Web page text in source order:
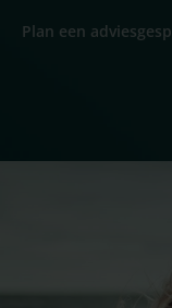
Plan een